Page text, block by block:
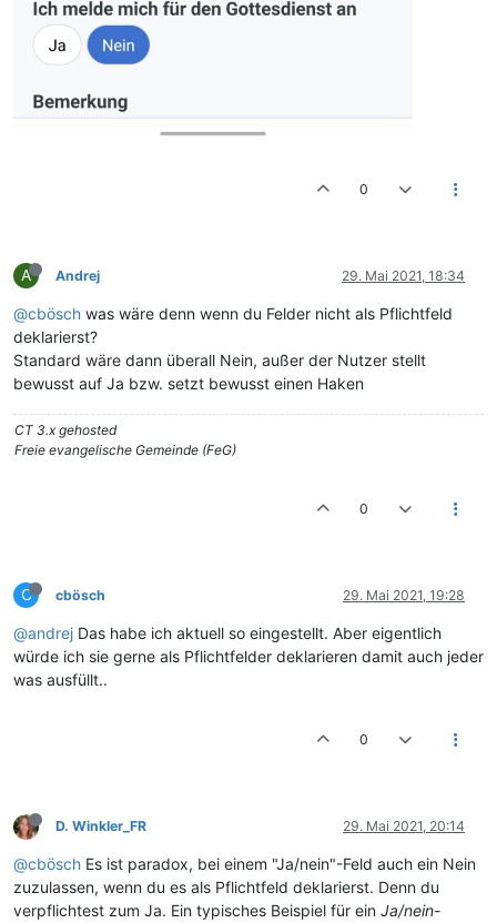
0
A Andrej 29. Mai 2021, 18:34
@cbösch was wäre denn wenn du Felder nicht als Pflichtfeld
deklarierst?
Standard wäre dann überall Nein, außer der Nutzer stellt
bewusst auf Ja bzw. setzt bewusst einen Haken
CT 3.x gehosted
Freie evangelische Gemeinde (FeG)
0
C cbösch 29. Mai 2021, 19:28
@andrej Das habe ich aktuell so eingestellt. Aber eigentlich
würde ich sie gerne als Pflichtfelder deklarieren damit auch jeder
was ausfüllt..
0
D. Winkler_FR 29. Mai 2021, 20:14
@cbösch Es ist paradox, bei einem "Ja/nein"-Feld auch ein Nein
zuzulassen, wenn du es als Pflichtfeld deklarierst. Denn du
verpflichtest zum Ja. Ein typisches Beispiel für ein Ja/nein-